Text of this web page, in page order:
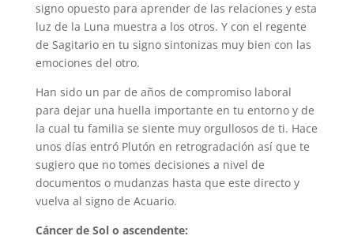
signo opuesto para aprender de las relaciones y esta
luz de la Luna muestra a los otros. Y con el regente
de Sagitario en tu signo sintonizas muy bien con las
emociones del otro.
Han sido un par de años de compromiso laboral
para dejar una huella importante en tu entorno y de
la cual tu familia se siente muy orgullosos de ti. Hace
unos días entró Plutón en retrogradación así que te
sugiero que no tomes decisiones a nivel de
documentos o mudanzas hasta que este directo y
vuelva al signo de Acuario.
Cáncer de Sol o ascendente: